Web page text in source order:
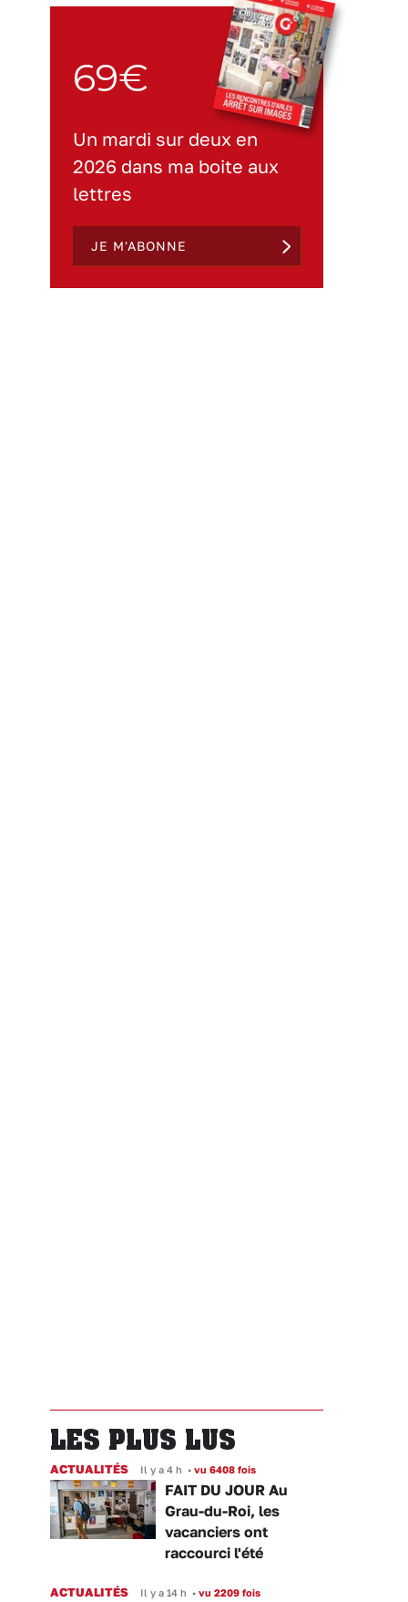
69€
Un mardi sur deux en
2026 dans ma boite aux
lettres
JE M'ABONNE
LES PLUS LUS
ACTUALITÉS Il y a 4 h • vu 6408 fois
FAIT DU JOUR Au
Grau-du-Roi, les
vacanciers ont
raccourci l'été
ACTUALITÉS Il y a 14 h • vu 2209 fois